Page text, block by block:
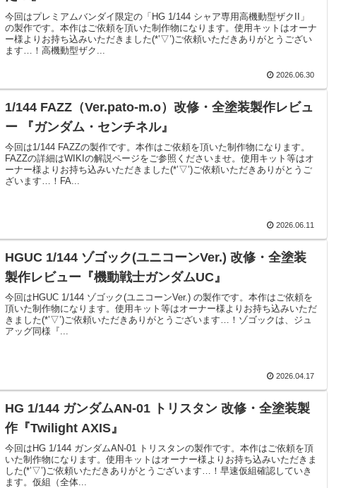
今回はプレミアムバンダイ限定の「HG 1/144 シャア専用高機動型ザクII」
の製作です。本作はご依頼を頂いた制作物になります。使用キットはオーナ
ー様よりお持ち込みいただきました(*’▽’)ご依頼いただきありがとうござい
ます…！高機動型ザク...
2026.06.30
1/144 FAZZ（Ver.pato-m.o）改修・全塗装製作レビュ
ー 『ガンダム・センチネル』
今回は1/144 FAZZの製作です。本作はご依頼を頂いた制作物になります。
FAZZの詳細はWIKIの解説ページをご参照くださいませ。使用キット等はオ
ーナー様よりお持ち込みいただきました(*’▽’)ご依頼いただきありがとうご
ざいます…！FA...
2026.06.11
HGUC 1/144 ゾゴック(ユニコーンVer.) 改修・全塗装
製作レビュー『機動戦士ガンダムUC』
今回はHGUC 1/144 ゾゴック(ユニコーンVer.) の製作です。本作はご依頼を
頂いた制作物になります。使用キット等はオーナー様よりお持ち込みいただ
きました(*’▽’)ご依頼いただきありがとうございます…！ゾゴックは、ジュ
アッグ同様『...
2026.04.17
HG 1/144 ガンダムAN-01 トリスタン 改修・全塗装製
作『Twilight AXIS』
今回はHG 1/144 ガンダムAN-01 トリスタンの製作です。本作はご依頼を頂
いた制作物になります。使用キットはオーナー様よりお持ち込みいただきま
した(*’▽’)ご依頼いただきありがとうございます…！早速仮組確認していき
ます。仮組（全体...